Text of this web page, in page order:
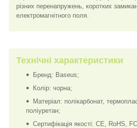
різних перенапружень, коротких
електромагнітного поля.
Технічні характеристики
Бренд: Baseus;
Колір: чорна;
Матеріал: полікарбонат,
поліуретан;
Сертифікація якості: CE, RoHS,